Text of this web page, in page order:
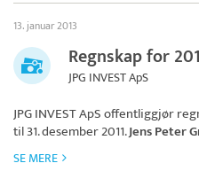
13. januar 2013
Regnskap for
JPG INVEST ApS
JPG INVEST ApSoffentliggjør
til 31. desember 2011.Jens Peter
SE MERE